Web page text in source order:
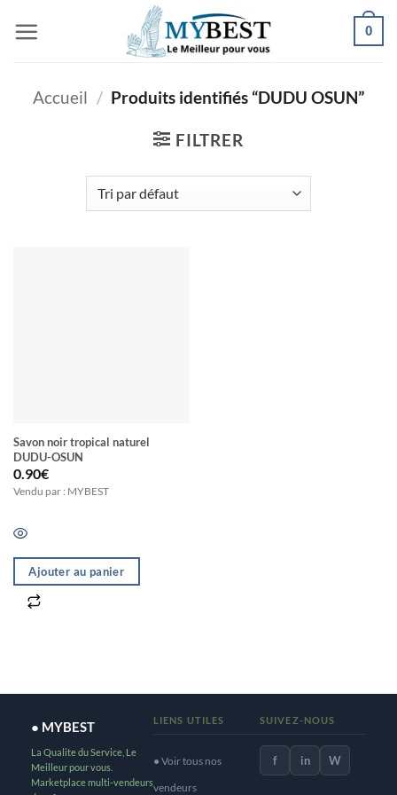
au
0
Accueil / Produits identifiés “DUDU OSUN”
FILTRER
Savon noir tropical naturel
DUDU-OSUN
0.90€
Vendu par : MYBEST
Ajouter au panier
● MYBEST
La Qualite du Service, Le
Meilleur pour vous.
Marketplace multi-vendeurs
LIENS UTILES
● Voir tous nos
vendeurs
SUIVEZ-NOUS
f in W